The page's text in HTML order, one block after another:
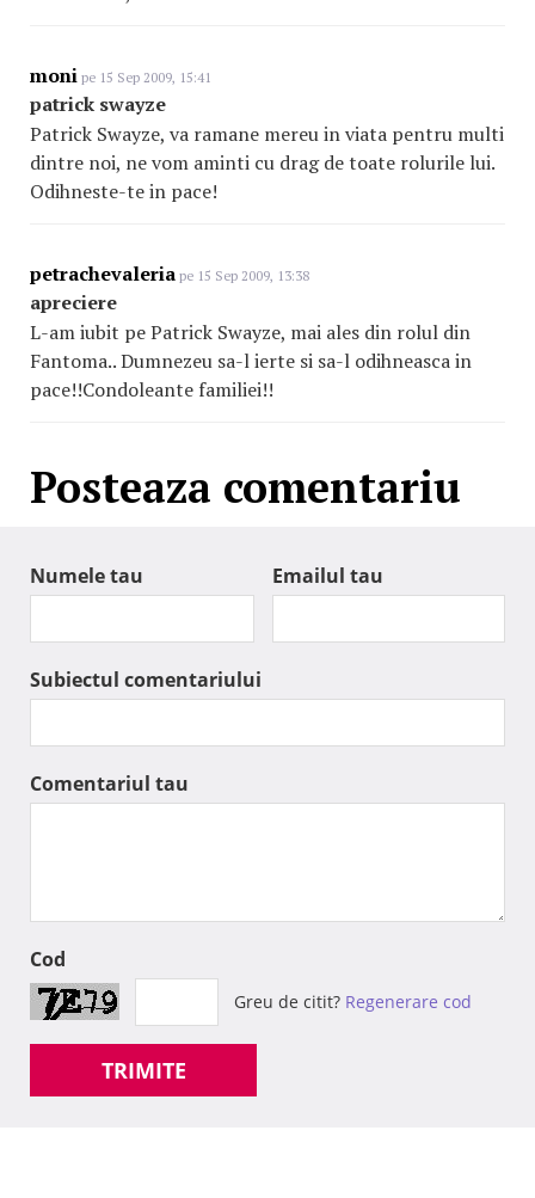
moni pe 15 Sep 2009, 15:41
patrick swayze
Patrick Swayze, va ramane mereu in viata pentru multi
dintre noi, ne vom aminti cu drag de toate rolurile lui.
Odihneste-te in pace!
petrachevaleria pe 15 Sep 2009, 13:38
apreciere
L-am iubit pe Patrick Swayze, mai ales din rolul din
Fantoma.. Dumnezeu sa-l ierte si sa-l odihneasca in
pace!!Condoleante familiei!!
Posteaza comentariu
Numele tau Emailul tau
Subiectul comentariului
Comentariul tau
Cod
Greu de citit? Regenerare cod
TRIMITE